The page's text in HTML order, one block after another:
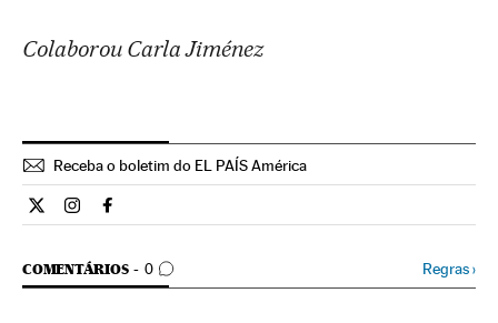
Colaborou Carla Jiménez
Receba o boletim do EL PAÍS América
Internacional El País Brasil en Twitter
Internacional El País Brasil en Instagram
Internacional El País Brasil en Facebook
COMENTÁRIOS 0
COMENTÁRIOS Regras›